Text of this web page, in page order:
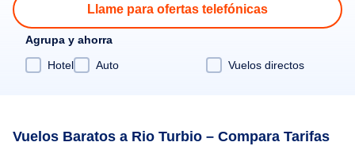
Llame para ofertas telefónicas
Agrupa y ahorra
Hotel
Auto Vuelos directos
Vuelos Baratos a Rio Turbio – Compara Tarifas